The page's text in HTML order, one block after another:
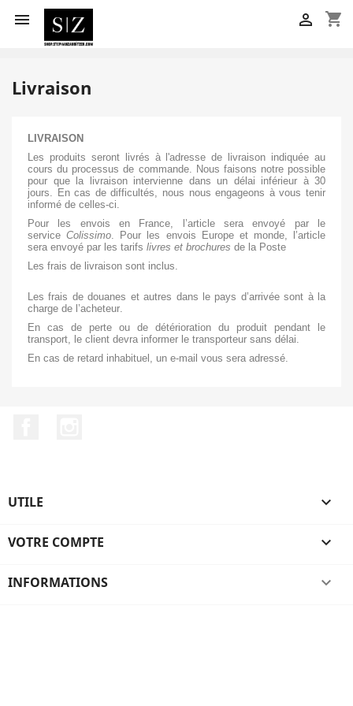
 shopping_cart

Livraison
LIVRAISON
Les produits seront livrés à l'adresse de livraison indiquée au
cours du processus de commande. Nous faisons notre possible
pour que la livraison intervienne dans un délai inférieur à 30
jours. En cas de difficultés, nous nous engageons à vous tenir
informé de celles-ci.
Pour les envois en France, l’article sera envoyé par le
serviceColissimo. Pour les envois Europe et monde, l’article
sera envoyé par les tarifs livres et brochures de la Poste
Les frais de livraison sont inclus.
Les frais de douanes et autres dans le pays d’arrivée sont à la
charge de l’acheteur.
En cas de perte ou de détérioration du produit pendant le
transport, le client devra informer le transporteur sans délai.
En cas de retard inhabituel, un e-mail vous sera adressé.
UTILE 
VOTRE COMPTE 
INFORMATIONS keyboard_arrow_down